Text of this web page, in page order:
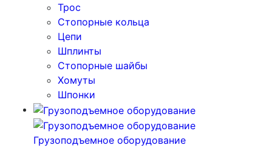
Трос
Стопорные кольца
Цепи
Шплинты
Стопорные шайбы
Хомуты
Шпонки
Грузоподъемное оборудование